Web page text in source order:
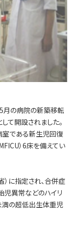
月の病院の新築移転
て開設されました。
室である新生児回復
）6床を備えてい
に指定され、合併症
児異常などのハイリ
満の超低出生体重児